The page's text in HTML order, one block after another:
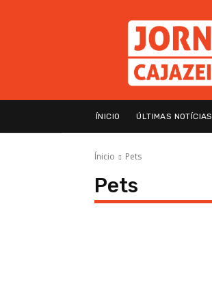
ÍNICIO ÚLTIMAS NOTÍCIAS
Ínicio Pets
Pets